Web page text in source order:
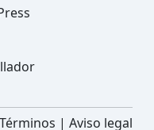
Términos Aviso legal